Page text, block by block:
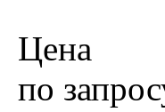
Цена
по